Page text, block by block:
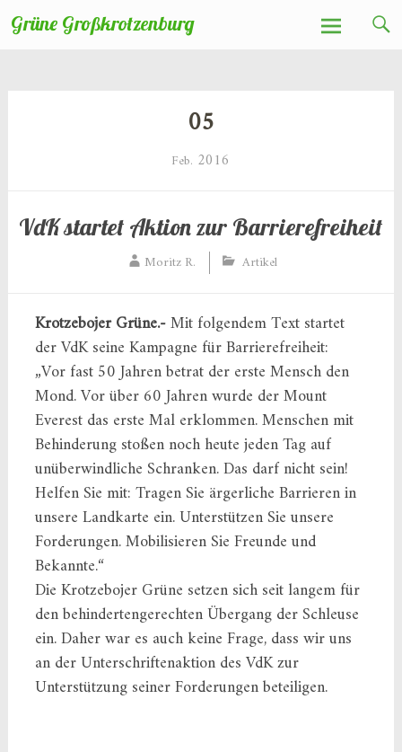
Zum
Inhalt
Grüne Großkrotzenburg
05
Feb. 2016
VdK startet Aktion zur Barrierefreiheit
Moritz R. Artikel
Krotzebojer Grüne.-Mit folgendem Text startet
der VdK seine Kampagne für Barrierefreiheit:
„Vor fast 50 Jahren betrat der erste Mensch den
Mond. Vor über 60 Jahren wurde der Mount
Everest das erste Mal erklommen. Menschen mit
Behinderung stoßen noch heute jeden Tag auf
unüberwindliche Schranken. Das darf nicht sein!
Helfen Sie mit: Tragen Sie ärgerliche Barrieren in
unsere Landkarte ein. Unterstützen Sie unsere
Forderungen. Mobilisieren Sie Freunde und
Bekannte.“
Die Krotzebojer Grüne setzen sich seit langem für
den behindertengerechten Übergang der Schleuse
ein. Daher war es auch keine Frage, dass wir uns
an der Unterschriftenaktion des VdK zur
Unterstützung seiner Forderungen beteiligen.